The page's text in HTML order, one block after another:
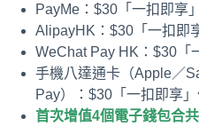
PayMe：$30「一扣即享
AlipayHK：$30「一扣即
WeChat Pay HK：$30「
手機八達通卡（Apple／
Pay）：$30「一扣即享
首次增值4個電子錢包合